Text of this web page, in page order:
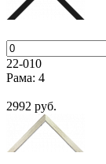
22-010
Рама: 4
2992 руб.